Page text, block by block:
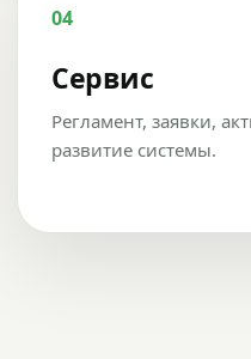
04
Сервис
Регламент, заявки,
развитие системы.